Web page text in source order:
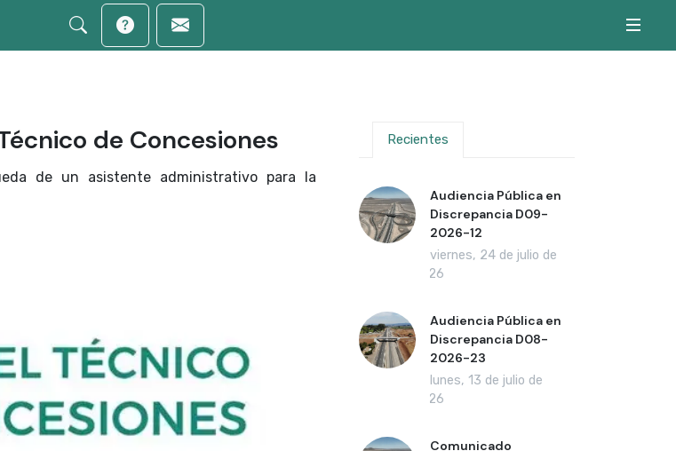
de Concesiones
de un asistente administrativo para la
Recientes
Audiencia Pública en
Discrepancia D09-
2026-12
viernes, 24 de julio de
2026
Audiencia Pública en
Discrepancia D08-
2026-23
lunes, 13 de julio de
2026
Comunicado